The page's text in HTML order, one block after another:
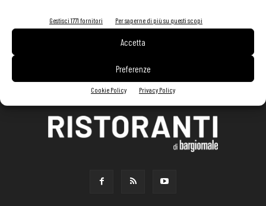
Gestisci 1771 fornitori Per saperne di più su questi scopi
Accetta
Preferenze
Cookie Policy Privacy Policy